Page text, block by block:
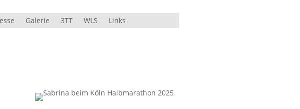
Galerie 3TT WLS Links